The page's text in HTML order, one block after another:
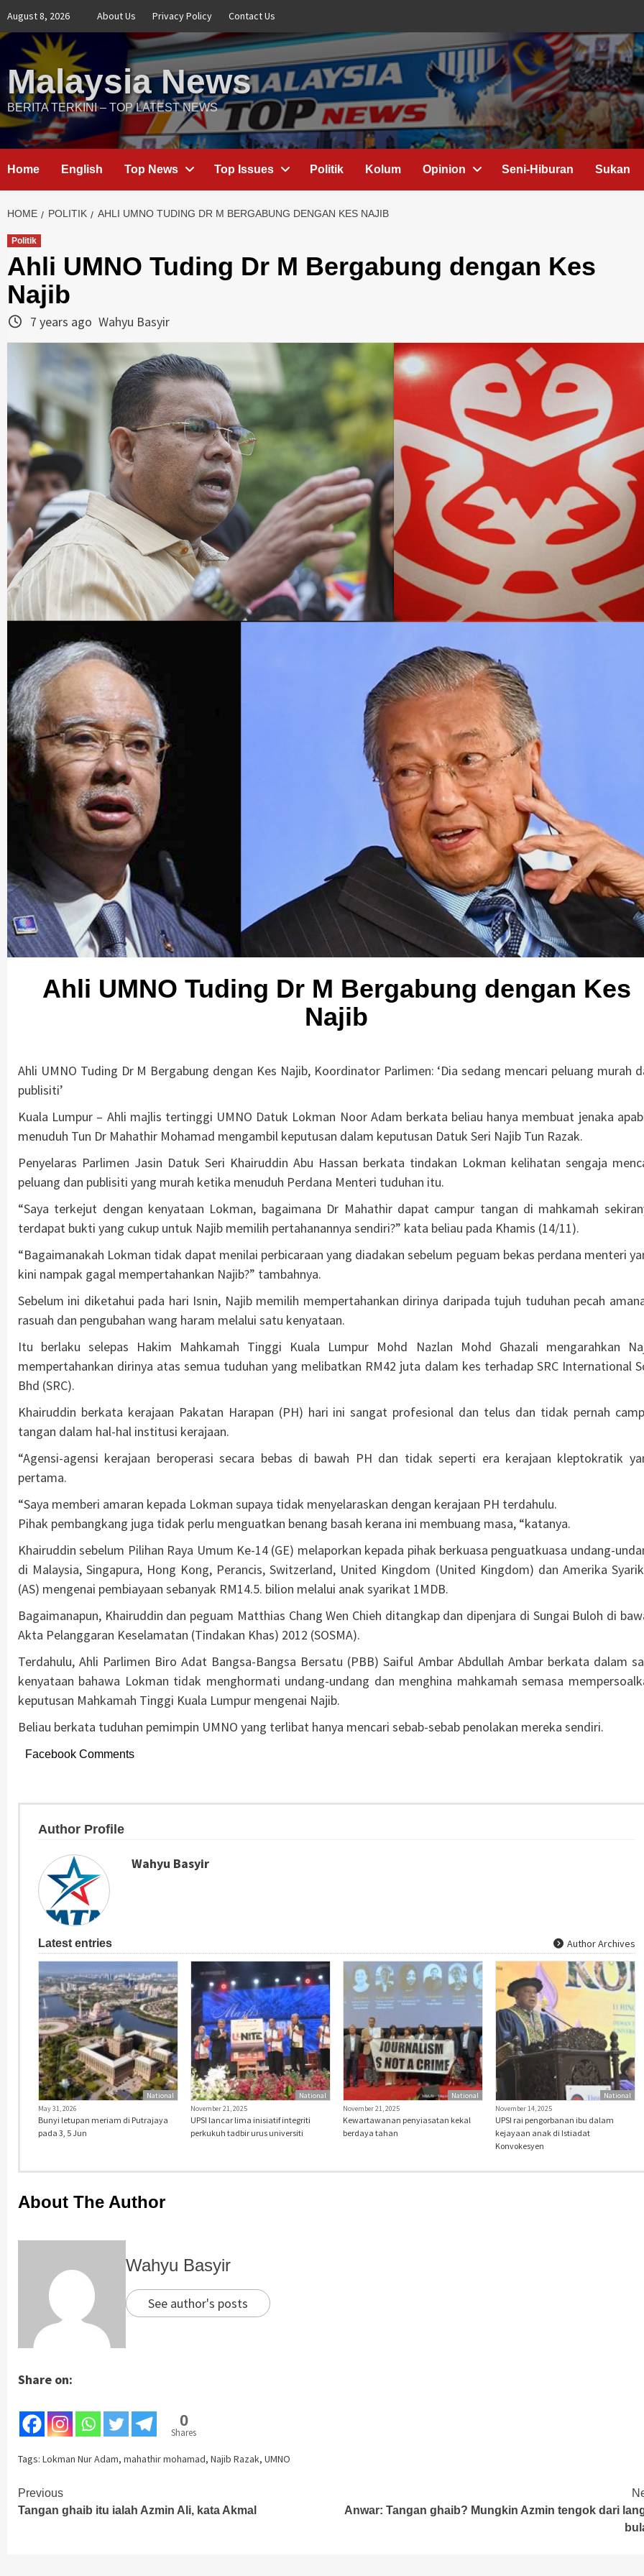
content
August 8, 2026 About Us Privacy Policy Contact Us
Malaysia News
BERITA TERKINI – TOP LATEST NEWS
Home English Top News Top Issues Politik Kolum Opinion Seni-Hiburan Sukan
HOME POLITIK AHLI UMNO TUDING DR M BERGABUNG DENGAN KES NAJIB
Politik
Ahli UMNO Tuding Dr M Bergabung dengan Kes
Najib
7 years ago Wahyu Basyir
Ahli UMNO Tuding Dr M Bergabung dengan Kes
Najib
Ahli UMNO Tuding Dr M Bergabung dengan Kes Najib, Koordinator Parlimen: ‘Dia sedang mencari peluang murah
publisiti’
Kuala Lumpur – Ahli majlis tertinggi UMNO Datuk Lokman Noor Adam berkata beliau hanya membuat jenaka
menuduh Tun Dr Mahathir Mohamad mengambil keputusan dalam keputusan Datuk Seri Najib Tun Razak.
Penyelaras Parlimen Jasin Datuk Seri Khairuddin Abu Hassan berkata tindakan Lokman kelihatan sengaja
peluang dan publisiti yang murah ketika menuduh Perdana Menteri tuduhan itu.
“Saya terkejut dengan kenyataan Lokman, bagaimana Dr Mahathir dapat campur tangan di mahkamah
terdapat bukti yang cukup untuk Najib memilih pertahanannya sendiri?” kata beliau pada Khamis (14/11).
“Bagaimanakah Lokman tidak dapat menilai perbicaraan yang diadakan sebelum peguam bekas perdana menteri
kini nampak gagal mempertahankan Najib?” tambahnya.
Sebelum ini diketahui pada hari Isnin, Najib memilih mempertahankan dirinya daripada tujuh tuduhan pecah
rasuah dan pengubahan wang haram melalui satu kenyataan.
Itu berlaku selepas Hakim Mahkamah Tinggi Kuala Lumpur Mohd Nazlan Mohd Ghazali mengarahkan
mempertahankan dirinya atas semua tuduhan yang melibatkan RM42 juta dalam kes terhadap SRC International
Bhd (SRC).
Khairuddin berkata kerajaan Pakatan Harapan (PH) hari ini sangat profesional dan telus dan tidak pernah
tangan dalam hal-hal institusi kerajaan.
“Agensi-agensi kerajaan beroperasi secara bebas di bawah PH dan tidak seperti era kerajaan kleptokratik
pertama.
“Saya memberi amaran kepada Lokman supaya tidak menyelaraskan dengan kerajaan PH terdahulu.
Pihak pembangkang juga tidak perlu menguatkan benang basah kerana ini membuang masa, “katanya.
Khairuddin sebelum Pilihan Raya Umum Ke-14 (GE) melaporkan kepada pihak berkuasa penguatkuasa undang-
di Malaysia, Singapura, Hong Kong, Perancis, Switzerland, United Kingdom (United Kingdom) dan Amerika
(AS) mengenai pembiayaan sebanyak RM14.5. bilion melalui anak syarikat 1MDB.
Bagaimanapun, Khairuddin dan peguam Matthias Chang Wen Chieh ditangkap dan dipenjara di Sungai Buloh di
Akta Pelanggaran Keselamatan (Tindakan Khas) 2012 (SOSMA).
Terdahulu, Ahli Parlimen Biro Adat Bangsa-Bangsa Bersatu (PBB) Saiful Ambar Abdullah Ambar berkata dalam
kenyataan bahawa Lokman tidak menghormati undang-undang dan menghina mahkamah semasa
keputusan Mahkamah Tinggi Kuala Lumpur mengenai Najib.
Beliau berkata tuduhan pemimpin UMNO yang terlibat hanya mencari sebab-sebab penolakan mereka sendiri.
Facebook Comments
Author Profile
Wahyu Basyir
Latest entries Author Archives
National
May 31, 2026
Bunyi letupan meriam di Putrajaya
pada 3, 5 Jun
National
November 21, 2025
UPSI lancar lima inisiatif integriti
perkukuh tadbir urus universiti
National
November 21, 2025
Kewartawanan penyiasatan kekal
berdaya tahan
National
November 14, 2025
UPSI rai pengorbanan ibu dalam
kejayaan anak di Istiadat
Konvokesyen
About The Author
Wahyu Basyir
See author's posts
Share on:
0
Shares
Tags: Lokman Nur Adam, mahathir mohamad, Najib Razak, UMNO
Continue
Reading
Previous
Tangan ghaib itu ialah Azmin Ali, kata Akmal
Anwar: Tangan ghaib? Mungkin Azmin tengok dari